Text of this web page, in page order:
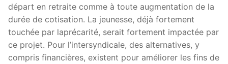
départ en retraite comme à toute augmentation de la
durée de cotisation. La jeunesse, déjà fortement
touchée par laprécarité, serait fortement impactée par
ce projet. Pour l’intersyndicale, des alternatives, y
compris financières, existent pour améliorer les fins de